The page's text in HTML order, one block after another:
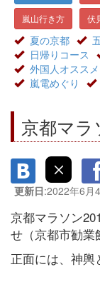
嵐山行き方 伏
夏の京都
日帰りコース
外国人オススメ
嵐電めぐり
京都マ
更新日:2022年6月
京都マラソン
せ（京都市勧業
正面には、神輿